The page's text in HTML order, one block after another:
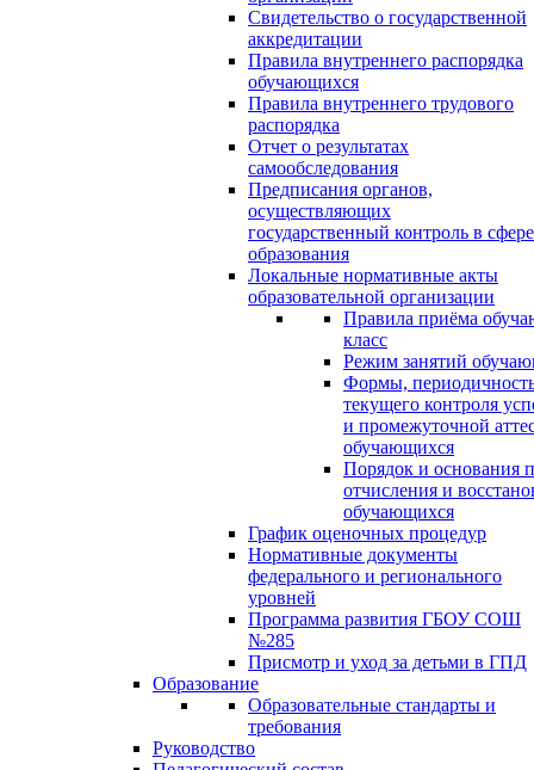
Свидетельство о государственной
аккредитации
Правила внутреннего распорядка
обучающихся
Правила внутреннего трудового
распорядка
Отчет о результатах
самообследования
Предписания органов,
осуществляющих
государственный контроль в сфере
образования
Локальные нормативные акты
образовательной организации
Правила приёма
класс
Режим занятий
Формы,
текущего контроля
и промежуточной
обучающихся
Порядок и основания
отчисления и
обучающихся
График оценочных процедур
Нормативные документы
федерального и регионального
уровней
Программа развития ГБОУ СОШ
№285
Присмотр и уход за детьми в ГПД
Образование
Образовательные стандарты и
требования
Руководство